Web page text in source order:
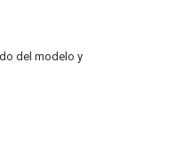
del modelo y